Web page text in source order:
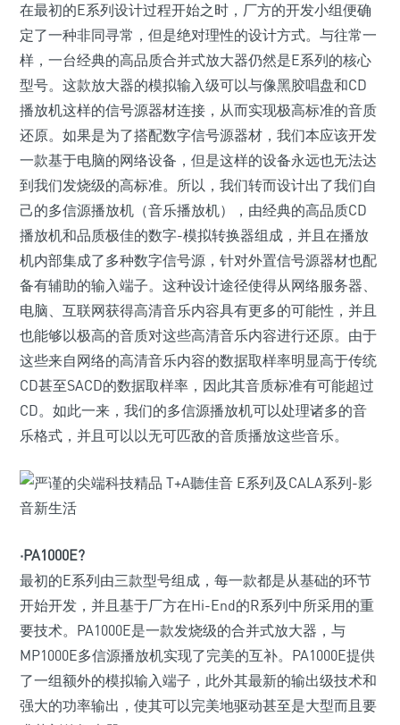
在最初的E系列设计过程开始之时，厂方的开发小组便确
定了一种非同寻常，但是绝对理性的设计方式。与往常一
样，一台经典的高品质合并式放大器仍然是E系列的核心
型号。这款放大器的模拟输入级可以与像黑胶唱盘和CD
播放机这样的信号源器材连接，从而实现极高标准的音质
还原。如果是为了搭配数字信号源器材，我们本应该开发
一款基于电脑的网络设备，但是这样的设备永远也无法达
到我们发烧级的高标准。所以，我们转而设计出了我们自
己的多信源播放机（音乐播放机），由经典的高品质CD
播放机和品质极佳的数字-模拟转换器组成，并且在播放
机内部集成了多种数字信号源，针对外置信号源器材也配
备有辅助的输入端子。这种设计途径使得从网络服务器、
电脑、互联网获得高清音乐内容具有更多的可能性，并且
也能够以极高的音质对这些高清音乐内容进行还原。由于
这些来自网络的高清音乐内容的数据取样率明显高于传统
CD甚至SACD的数据取样率，因此其音质标准有可能超过
CD。如此一来，我们的多信源播放机可以处理诸多的音
乐格式，并且可以以无可匹敌的音质播放这些音乐。
·PA1000E?
最初的E系列由三款型号组成，每一款都是从基础的环节
开始开发，并且基于厂方在Hi-End的R系列中所采用的重
要技术。PA1000E是一款发烧级的合并式放大器，与
MP1000E多信源播放机实现了完美的互补。PA1000E提供
了一组额外的模拟输入端子，此外其最新的输出级技术和
强大的功率输出，使其可以完美地驱动甚至是大型而且要